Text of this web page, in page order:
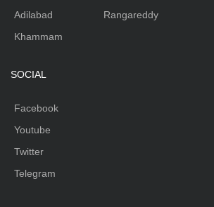
Adilabad
Khammam
Rangareddy
SOCIAL
Facebook
Youtube
Twitter
Telegram